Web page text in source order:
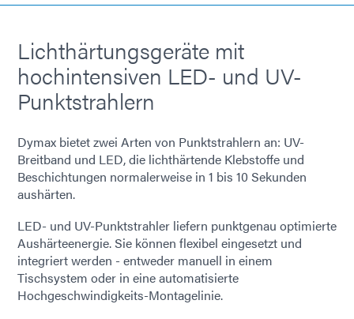
Lichthärtungsgeräte mit
hochintensiven LED- und UV-
Punktstrahlern
Dymax bietet zwei Arten von Punktstrahlern an: UV-
Breitband und LED, die lichthärtende Klebstoffe und
Beschichtungen normalerweise in 1 bis 10 Sekunden
aushärten.
LED- und UV-Punktstrahler liefern punktgenau optimierte
Aushärteenergie. Sie können flexibel eingesetzt und
integriert werden - entweder manuell in einem
Tischsystem oder in eine automatisierte
Hochgeschwindigkeits-Montagelinie.